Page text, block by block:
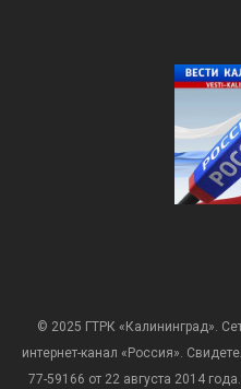
© 2025 ГТРК «Калининград».
интернет-канал «Россия».
77-59166 от 22 августа 2014